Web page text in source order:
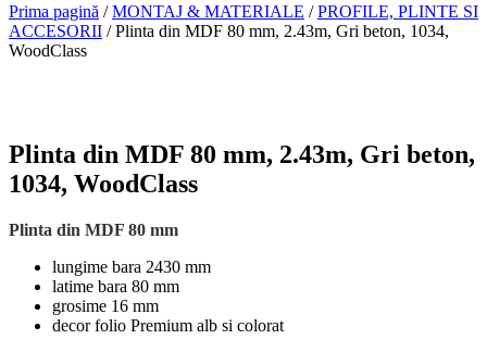
Prima pagină /MONTAJ & MATERIALE /PROFILE, PLINTE SI
ACCESORII / Plinta din MDF 80 mm, 2.43m, Gri beton, 1034,
WoodClass
Plinta din MDF 80 mm, 2.43m, Gri beton,
1034, WoodClass
Plinta din MDF 80 mm
lungime bara 2430 mm
latime bara 80 mm
grosime 16 mm
decor folio Premium alb si colorat